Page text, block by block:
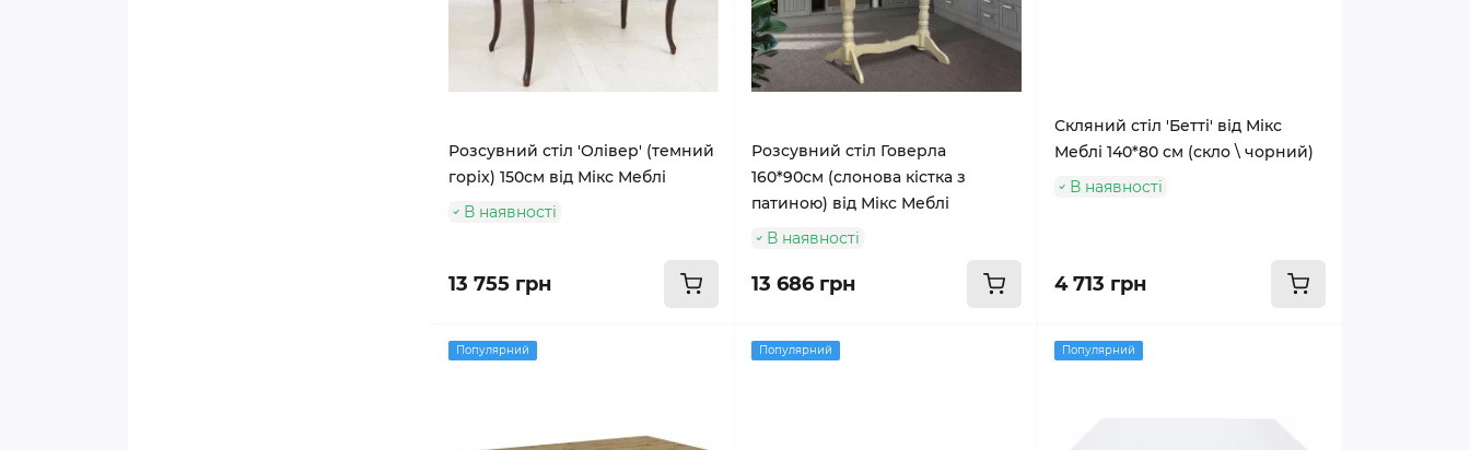
Розсувний стіл 'Олівер' (темний
горіх) 150см від Мікс Меблі
В наявності
13 755 грн
Розсувний стіл Говерла
160*90см (слонова кістка з
патиною) від Мікс Меблі
В наявності
13 686 грн
Скляний стіл 'Бетті' від Мікс
Меблі 140*80 см (скло \ чорний)
В наявності
4 713 грн
Популярний Популярний Популярний